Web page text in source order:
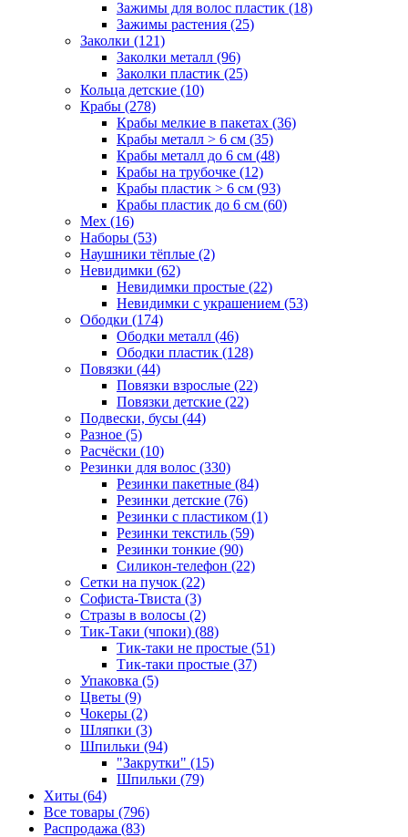
Зажимы для волос пластик (18)
Зажимы растения (25)
Заколки (121)
Заколки металл (96)
Заколки пластик (25)
Кольца детские (10)
Крабы (278)
Крабы мелкие в пакетах (36)
Крабы металл > 6 см (35)
Крабы металл до 6 см (48)
Крабы на трубочке (12)
Крабы пластик > 6 см (93)
Крабы пластик до 6 см (60)
Мех (16)
Наборы (53)
Наушники тёплые (2)
Невидимки (62)
Невидимки простые (22)
Невидимки с украшением (53)
Ободки (174)
Ободки металл (46)
Ободки пластик (128)
Повязки (44)
Повязки взрослые (22)
Повязки детские (22)
Подвески, бусы (44)
Разное (5)
Расчёски (10)
Резинки для волос (330)
Резинки пакетные (84)
Резинки детские (76)
Резинки с пластиком (1)
Резинки текстиль (59)
Резинки тонкие (90)
Силикон-телефон (22)
Сетки на пучок (22)
Софиста-Твиста (3)
Стразы в волосы (2)
Тик-Таки (чпоки) (88)
Тик-таки не простые (51)
Тик-таки простые (37)
Упаковка (5)
Цветы (9)
Чокеры (2)
Шляпки (3)
Шпильки (94)
"Закрутки" (15)
Шпильки (79)
Хиты (64)
Все товары (796)
Распродажа (83)